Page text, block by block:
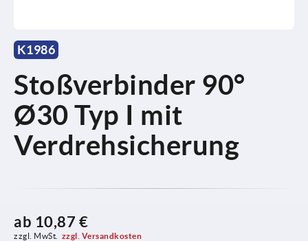
K1986
Stoßverbinder 90°
Ø30 Typ I mit
Verdrehsicherung
ab 10,87 €
zzgl. MwSt. zzgl. Versandkosten